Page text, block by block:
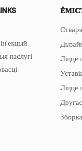
паслугі
Ліццё
Ліццё